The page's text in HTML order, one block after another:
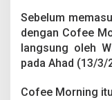
a
r
M
a
n
o
Sebelum
dengan Cofee
langsung oleh
pada Ahad (13/3/
Cofee Morning